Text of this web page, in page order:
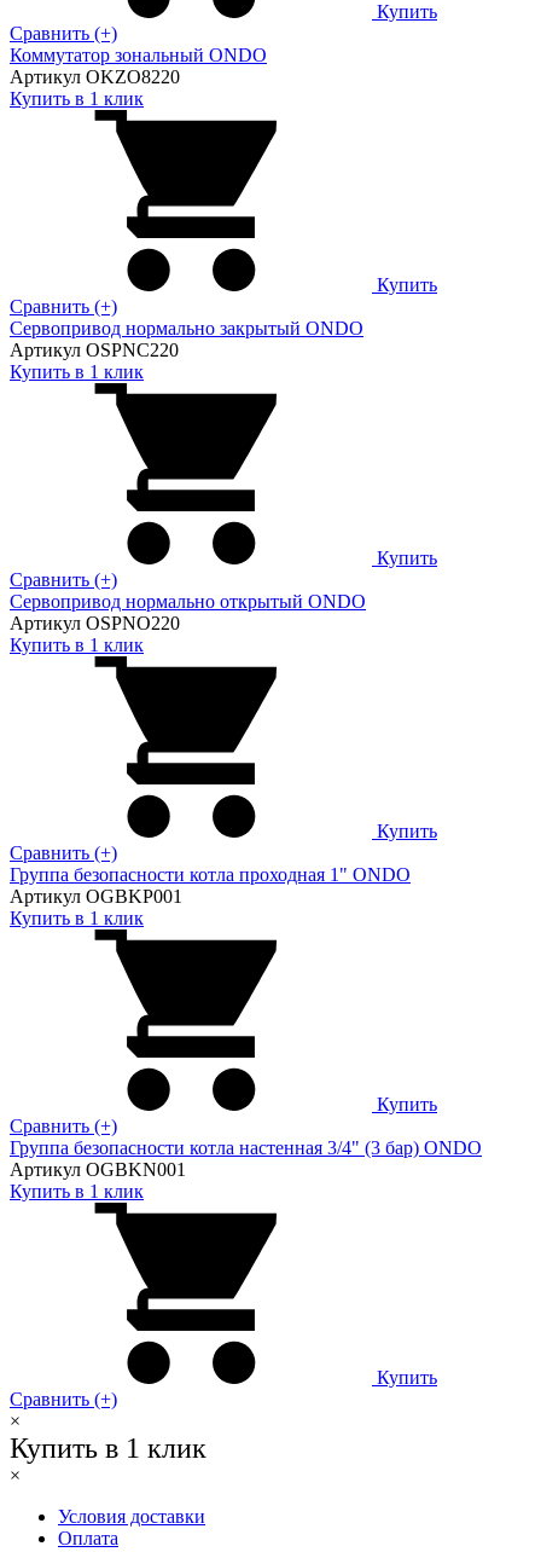
Купить
Сравнить (+)
Коммутатор зональный ONDO
Артикул OKZO8220
Купить в 1 клик
Купить
Сравнить (+)
Сервопривод нормально закрытый ONDO
Артикул OSPNC220
Купить в 1 клик
Купить
Сравнить (+)
Сервопривод нормально открытый ONDO
Артикул OSPNO220
Купить в 1 клик
Купить
Сравнить (+)
Группа безопасности котла проходная 1" ONDO
Артикул OGBKP001
Купить в 1 клик
Купить
Сравнить (+)
Группа безопасности котла настенная 3/4" (3 бар) ONDO
Артикул OGBKN001
Купить в 1 клик
Купить
Сравнить (+)
×
Купить в 1 клик
×
Условия доставки
Оплата